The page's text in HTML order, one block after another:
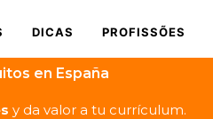
DICAS PROFISSÕES
en España
y da valor a tu currículum.